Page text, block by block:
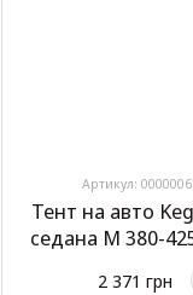
Артикул:
Тент на авто
седана M 380-
2 371 грн